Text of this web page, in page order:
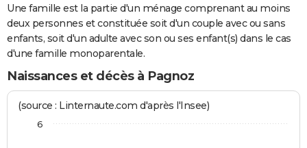
Une famille est la partie d'un ménage comprenant au moins
deux personnes et constituée soit d'un couple avec ou sans
enfants, soit d'un adulte avec son ou ses enfant(s) dans le cas
d'une famille monoparentale.
Naissances et décès à Pagnoz
(source : Linternaute.com d'après l'Insee)
6